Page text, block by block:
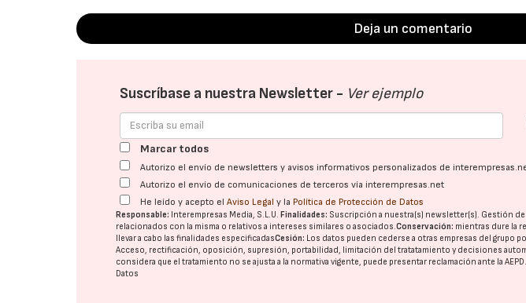
Deja un comentario
Suscríbase a nuestra Newsletter - Ver ejemplo
Marcar todos
Autorizo el envío de newsletters y avisos informativos personalizados de
Autorizo el envío de comunicaciones de terceros vía interempresas.net
He leído y acepto elAviso Legal y la Política de Protección de Datos
Responsable: Interempresas Media, S.L.U.Finalidades: Suscripción a nuestra(s) newsletter(s). Gestión
relacionados con la misma o relativos a intereses similares o asociados.Conservación: mientras dure la
llevar a cabo las finalidades especificadasCesión: Los datos pueden cederse a otras empresas del grupo
Acceso, rectificación, oposición, supresión, portabilidad, limitación del tratatamiento y decisiones
considera que el tratamiento no se ajusta a la normativa vigente, puede presentar reclamación ante laAEPD
Datos